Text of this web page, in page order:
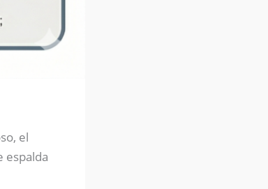
el
espalda